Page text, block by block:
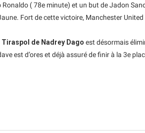
( 78e minute) et un but de Jadon
Fort de cette victoire, Manchester
de Nadrey Dago est désormais
est d’ores et déjà assuré de finir à la 3e